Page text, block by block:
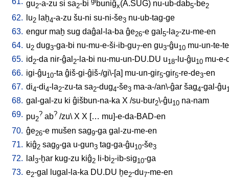
gu2-a-zu si sa2-bi buniĝx(A.SUG) nu-ub-dab5-be2
62. lu2 laḫ4-a-zu šu-ni su-ni-še3 nu-ub-tag-ge
63. engur maḫ sug daĝal-la-ba ĝe26-e gal 5-la2-zu-me-en
64. u2 dug3-ga-bi nu-mu-e-ši-ib-gu7-en gu3-ĝu10 mu-un-te-te
65. id 2-da nir-ĝal 2-la-bi nu-mu-un-DU.DU u18-lu-ĝu10 mu-e-
66. igi-ĝu10-ta ĝiš-gi-ĝiš-/gi\-[a] mu-un-gir5-gir5-re-de3-en
67. di4-di4-la2-zu-ta sa2-dug4-še3 ma-a-/an\-ĝar šag4-gal-ĝu
68. gal-gal-zu ki ĝišbun-na-ka X /su-bur2\-ĝu10 na-nam
69. pu2
? ab? /zu\ X X [… mu]-e-da-BAD-en
70. ĝe26-e mušen sag9-ga gal-zu-me-en
71. kiĝ2 sag9-ga u-gun3 tag-ga-ĝu10-še3
72. lal 3-ḫar kug-zu kiĝ2 li-bi2-ib-sig10-ga
73. e2-gal lugal-la-ka DU.DU ḫe2-du7-me-en